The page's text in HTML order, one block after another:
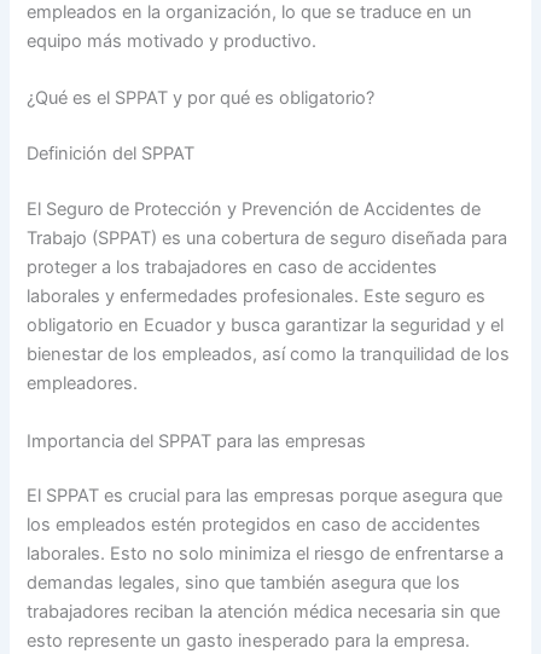
empleados en la organización, lo que se traduce en un
equipo más motivado y productivo.
¿Qué es el SPPAT y por qué es obligatorio?
Definición del SPPAT
El Seguro de Protección y Prevención de Accidentes de
Trabajo (SPPAT) es una cobertura de seguro diseñada para
proteger a los trabajadores en caso de accidentes
laborales y enfermedades profesionales. Este seguro es
obligatorio en Ecuador y busca garantizar la seguridad y el
bienestar de los empleados, así como la tranquilidad de los
empleadores.
Importancia del SPPAT para las empresas
El SPPAT es crucial para las empresas porque asegura que
los empleados estén protegidos en caso de accidentes
laborales. Esto no solo minimiza el riesgo de enfrentarse a
demandas legales, sino que también asegura que los
trabajadores reciban la atención médica necesaria sin que
esto represente un gasto inesperado para la empresa.